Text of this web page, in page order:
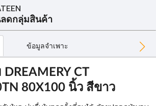
ดกลุ่มสินค้า
ข้อมูลจำเพาะ
CT
80X100 นิ้ว สีขาว